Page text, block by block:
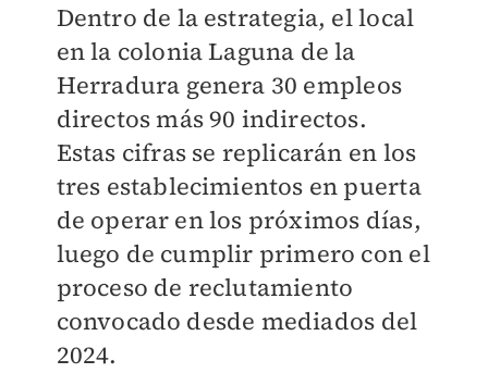
Dentro de la estrategia, el local
en la colonia Laguna de la
Herradura genera 30 empleos
directos más 90 indirectos.
Estas cifras se replicarán en los
tres establecimientos en puerta
de operar en los próximos días,
luego de cumplir primero con el
proceso de reclutamiento
convocado desde mediados del
2024.